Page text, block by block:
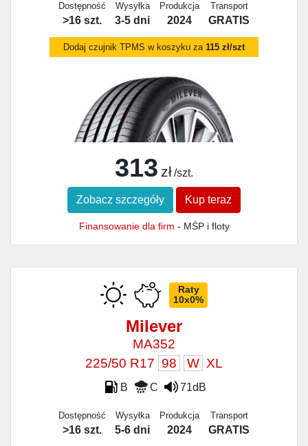
Dostępność
>16 szt.
Wysyłka
3-5 dni
Produkcja
2024
Transport
GRATIS
Dodaj czujnik TPMS w koszyku za 115 zł/szt
313 zł /szt.
Zobacz szczegóły Kup teraz
Finansowanie dla firm - MŚP i floty
Raty
10x0%
Milever
MA352
225/50 R17 98 W XL
B C 71dB
Dostępność
>16 szt.
Wysyłka
5-6 dni
Produkcja
2024
Transport
GRATIS